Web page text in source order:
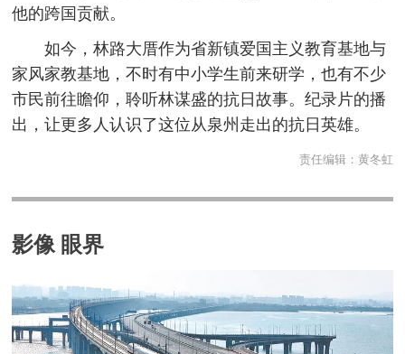
他的跨国贡献。
如今，林路大厝作为省新镇爱国主义教育基地与
家风家教基地，不时有中小学生前来研学，也有不少
市民前往瞻仰，聆听林谋盛的抗日故事。纪录片的播
出，让更多人认识了这位从泉州走出的抗日英雄。
责任编辑： 黄冬虹
影像 眼界